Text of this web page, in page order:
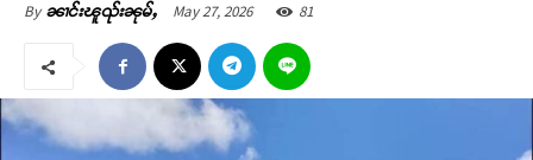
By ၼၢင်းၽူၺ်းၼုမ်ႇ May 27, 2026 81